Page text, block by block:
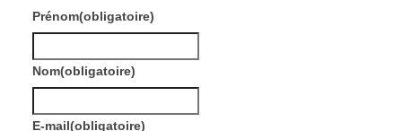
Prénom(obligatoire)
Nom(obligatoire)
E-mail(obligatoire)